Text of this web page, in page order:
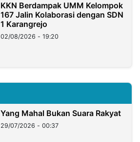
KKN Berdampak UMM Kelompok
167 Jalin Kolaborasi dengan SDN
1 Karangrejo
02/08/2026 - 19:20
Yang Mahal Bukan Suara Rakyat
29/07/2026 - 00:37